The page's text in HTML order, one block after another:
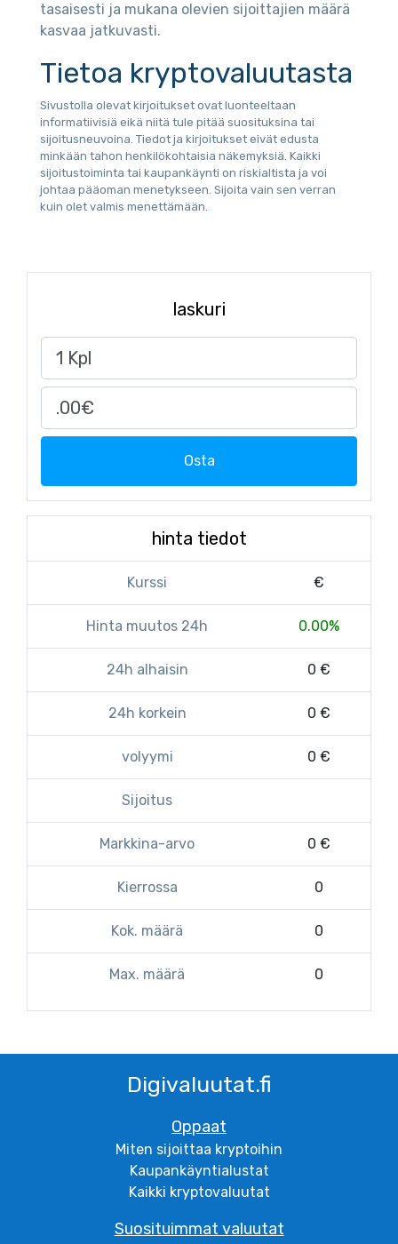
tasaisesti ja mukana olevien sijoittajien määrä
kasvaa jatkuvasti.
Tietoa kryptovaluutasta
Sivustolla olevat kirjoitukset ovat luonteeltaan
informatiivisiä eikä niitä tule pitää suosituksina tai
sijoitusneuvoina. Tiedot ja kirjoitukset eivät edusta
minkään tahon henkilökohtaisia näkemyksiä. Kaikki
sijoitustoiminta tai kaupankäynti on riskialtista ja voi
johtaa pääoman menetykseen. Sijoita vain sen verran
kuin olet valmis menettämään.
laskuri
Osta
hinta tiedot
Kurssi €
Hinta muutos 24h 0.00%
24h alhaisin 0 €
24h korkein 0 €
volyymi 0 €
Sijoitus
Markkina-arvo 0 €
Kierrossa 0
Kok. määrä 0
Max. määrä 0
Digivaluutat.fi
Oppaat
Miten sijoittaa kryptoihin
Kaupankäyntialustat
Kaikki kryptovaluutat
Suosituimmat valuutat